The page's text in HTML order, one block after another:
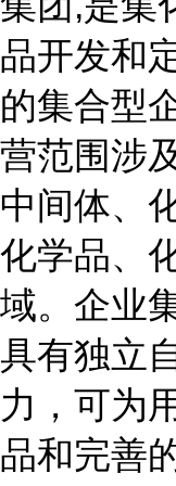
品开发和
的集合型
营范围涉
中间体、
化学品、
域。企业
具有独立
力，可为
品和完善